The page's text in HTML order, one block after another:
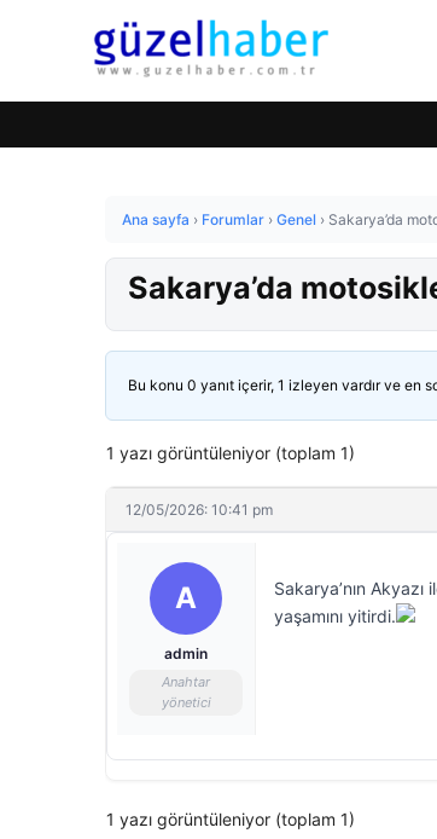
Ana sayfa › Forumlar › Genel › Sakarya’da
Sakarya’da
Bu konu 0 yanıt içerir, 1 izleyen vardır ve en
1 yazı görüntüleniyor (toplam 1)
12/05/2026: 10:41 pm
A
admin
Anahtar
yönetici
Sakarya’nın
yaşamını yitirdi.
1 yazı görüntüleniyor (toplam 1)